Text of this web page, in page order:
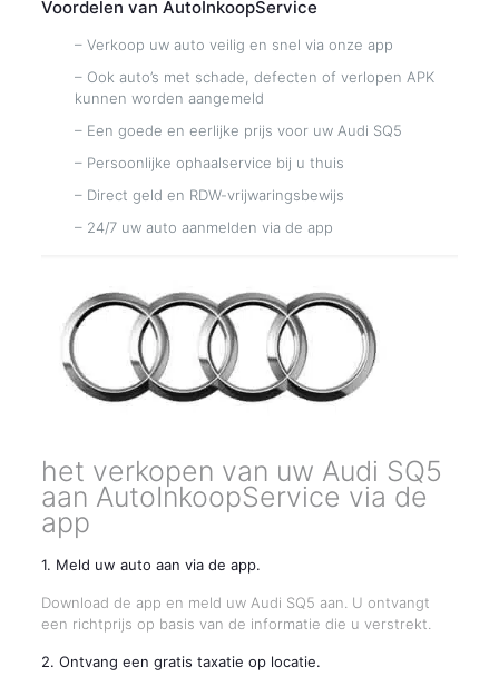
Voordelen van AutoInkoopService
– Verkoop uw auto veilig en snel via onze app
– Ook auto’s met schade, defecten of verlopen APK
kunnen worden aangemeld
– Een goede en eerlijke prijs voor uw Audi SQ5
– Persoonlijke ophaalservice bij u thuis
– Direct geld en RDW-vrijwaringsbewijs
– 24/7 uw auto aanmelden via de app
het verkopen van uw Audi SQ5
aan AutoInkoopService via de
app
1. Meld uw auto aan via de app.
Download de app en meld uw Audi SQ5 aan. U ontvangt
een richtprijs op basis van de informatie die u verstrekt.
2. Ontvang een gratis taxatie op locatie.